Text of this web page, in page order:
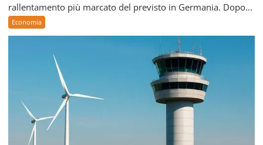
rallentamento più marcato del previsto in Germania. Dopo...
Economia